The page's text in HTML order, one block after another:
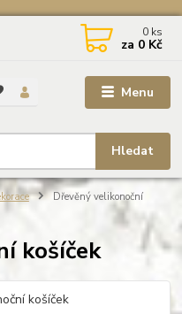
Menu
Hledat
0 ks
za 0 Kč
Dřevěný velikonoční
košíček